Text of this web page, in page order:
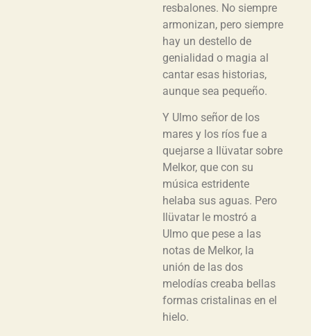
resbalones. No siempre
armonizan, pero siempre
hay un destello de
genialidad o magia al
cantar esas historias,
aunque sea pequeño.
Y Ulmo señor de los
mares y los ríos fue a
quejarse a Ilüvatar sobre
Melkor, que con su
música estridente
helaba sus aguas. Pero
Ilüvatar le mostró a
Ulmo que pese a las
notas de Melkor, la
unión de las dos
melodías creaba bellas
formas cristalinas en el
hielo.